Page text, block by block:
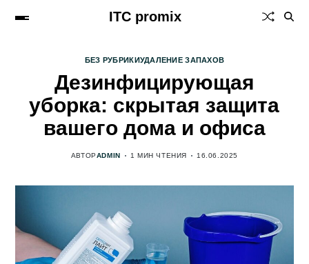
ITC promix
БЕЗ РУБРИКИУДАЛЕНИЕ ЗАПАХОВ
Дезинфицирующая
уборка: скрытая защита
вашего дома и офиса
АВТОРADMIN 1 МИН ЧТЕНИЯ 16.06.2025